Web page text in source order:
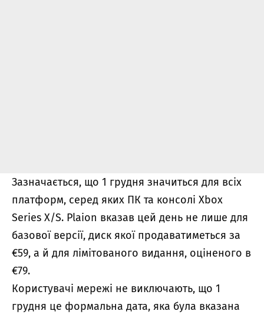
Зазначається, що 1 грудня значиться для всіх
платформ, серед яких ПК та консолі Xbox
Series X/S. Plaion вказав цей день не лише для
базової версії, диск якої продаватиметься за
€59, а й для лімітованого видання, оціненого в
€79.
Користувачі мережі не виключають, що 1
грудня це формальна дата, яка була вказана